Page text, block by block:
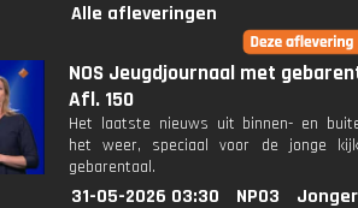
Alle afleveringen
NOS Jeugdjournaal met
Afl. 150
Het laatste nieuws uit binnen- en
het weer, speciaal voor de jonge
gebarentaal.
31-05-2026 03:30 NPO3